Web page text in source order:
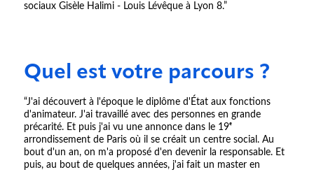
sociaux Gisèle Halimi - Louis Lévêque à Lyon 8.”
Quel est votre parcours ?
“J'ai découvert à l'époque le diplôme d'État aux fonctions
d'animateur. J'ai travaillé avec des personnes en grande
précarité. Et puis j'ai vu une annonce dans le 19ᵉ
arrondissement de Paris où il se créait un centre social. Au
bout d'un an, on m'a proposé d'en devenir la responsable. Et
puis, au bout de quelques années, j'ai fait un master en